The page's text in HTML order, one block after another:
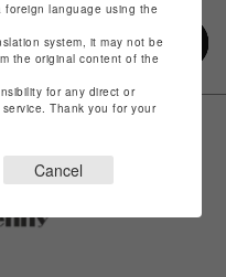
foreign language using the
system, it may not be
the original content of the
for any direct or
Thank you for your
Cancel